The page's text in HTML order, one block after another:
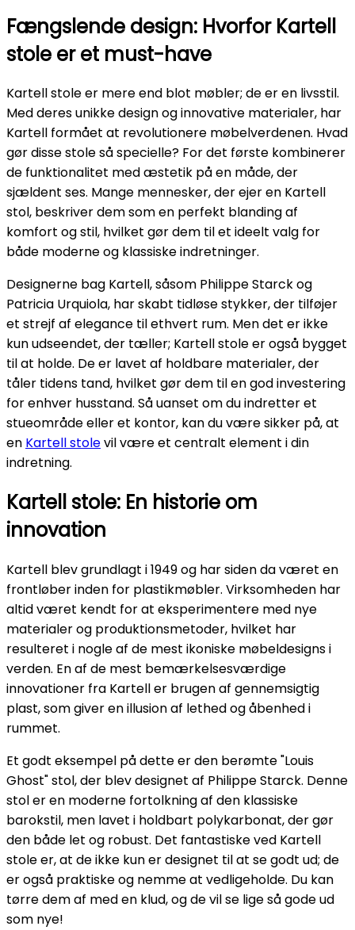
Fængslende design: Hvorfor Kartell
stole er et must-have
Kartell stole er mere end blot møbler; de er en livsstil.
Med deres unikke design og innovative materialer, har
Kartell formået at revolutionere møbelverdenen. Hvad
gør disse stole så specielle? For det første kombinerer
de funktionalitet med æstetik på en måde, der
sjældent ses. Mange mennesker, der ejer en Kartell
stol, beskriver dem som en perfekt blanding af
komfort og stil, hvilket gør dem til et ideelt valg for
både moderne og klassiske indretninger.
Designerne bag Kartell, såsom Philippe Starck og
Patricia Urquiola, har skabt tidløse stykker, der tilføjer
et strejf af elegance til ethvert rum. Men det er ikke
kun udseendet, der tæller; Kartell stole er også bygget
til at holde. De er lavet af holdbare materialer, der
tåler tidens tand, hvilket gør dem til en god investering
for enhver husstand. Så uanset om du indretter et
stueområde eller et kontor, kan du være sikker på, at
en Kartell stolevil være et centralt element i din
indretning.
Kartell stole: En historie om
innovation
Kartell blev grundlagt i 1949 og har siden da været en
frontløber inden for plastikmøbler. Virksomheden har
altid været kendt for at eksperimentere med nye
materialer og produktionsmetoder, hvilket har
resulteret i nogle af de mest ikoniske møbeldesigns i
verden. En af de mest bemærkelsesværdige
innovationer fra Kartell er brugen af gennemsigtig
plast, som giver en illusion af lethed og åbenhed i
rummet.
Et godt eksempel på dette er den berømte "Louis
Ghost" stol, der blev designet af Philippe Starck. Denne
stol er en moderne fortolkning af den klassiske
barokstil, men lavet i holdbart polykarbonat, der gør
den både let og robust. Det fantastiske ved Kartell
stole er, at de ikke kun er designet til at se godt ud; de
er også praktiske og nemme at vedligeholde. Du kan
tørre dem af med en klud, og de vil se lige så gode ud
som nye!